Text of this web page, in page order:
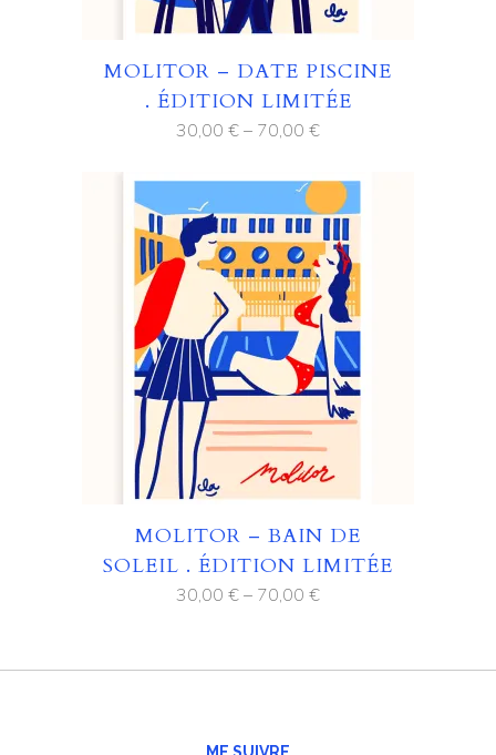
MOLITOR – DATE PISCINE
. ÉDITION LIMITÉE
30,00 €– 70,00 €
MOLITOR – BAIN DE
SOLEIL . ÉDITION LIMITÉE
30,00 €– 70,00 €